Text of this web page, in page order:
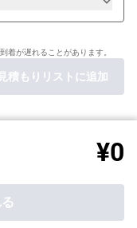
着が遅れることがあります。
見積もりリストに追加
¥0